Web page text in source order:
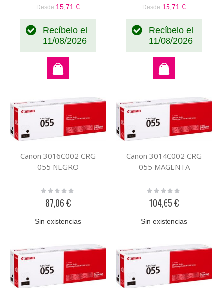
Desde 15,71 €
Recíbelo el
11/08/2026
Desde 15,71 €
Recíbelo el
11/08/2026
Canon 3016C002 CRG
055 NEGRO
Rating:
87,06 €
Sin existencias
Canon 3014C002 CRG
055 MAGENTA
Rating:
104,65 €
Sin existencias